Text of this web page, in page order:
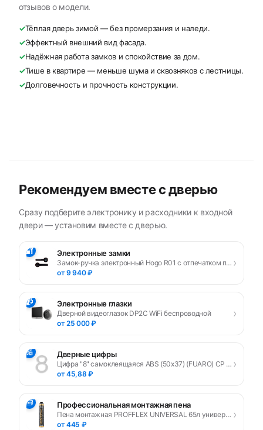
отзывов о модели.
✓Тёплая дверь зимой — без промерзания и наледи.
✓Эффектный внешний вид фасада.
✓Надёжная работа замков и спокойствие за дом.
✓Тише в квартире — меньше шума и сквозняков с лестницы.
✓Долговечность и прочность конструкции.
Рекомендуем вместе с дверью
Сразу подберите электронику и расходники к входной
двери — установим вместе с дверью.
🔐 Электронные замки
Замок-ручка электронный Hogo R01 с отпечатком пальца, черный
от 9 940 ₽
›
📹 Электронные глазки
Дверной видеоглазок DP2C WiFi беспроводной
от 25 000 ₽
›
🔢 Дверные цифры
Цифра "8" самоклеящаяся ABS (50х37) (FUARO) CP хром
от 45,88 ₽
›
🧰 Профессиональная монтажная пена
Пена монтажная PROFFLEX UNIVERSAL 65л универсальная
от 445 ₽
›